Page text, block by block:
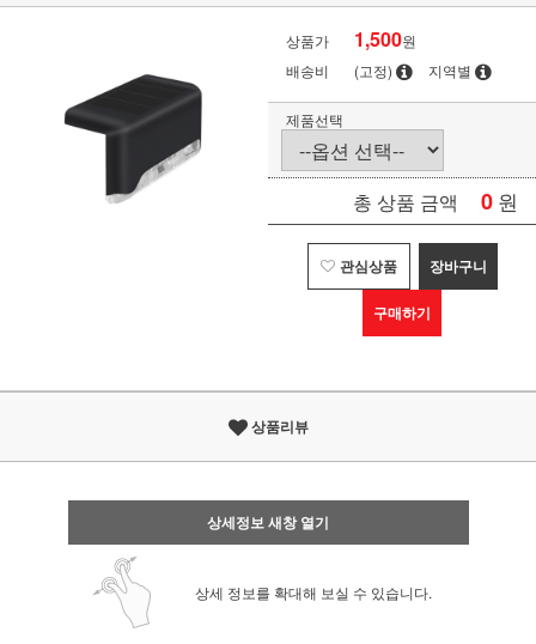
상품가 1,500원
배송비
(고정) 지역별
제품선택
총 상품 금액 0 원
관심상품 장바구니
구매하기
상품리뷰
상세정보 새창 열기
상세 정보를 확대해 보실 수 있습니다.